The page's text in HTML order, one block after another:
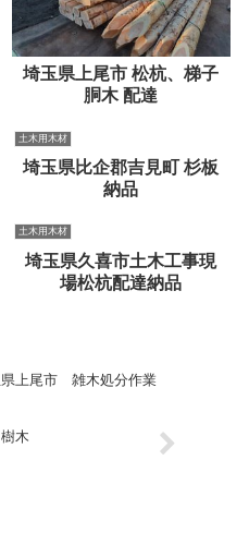
埼玉県上尾市 松杭、梯子
胴木 配達
土木用木材
埼玉県比企郡吉見町 杉板
納品
土木用木材
埼玉県久喜市土木工事現
場松杭配達納品
上尾市 雑木処分作業
木